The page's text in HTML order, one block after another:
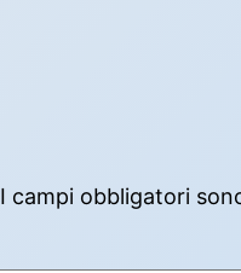
I campi obbligatori